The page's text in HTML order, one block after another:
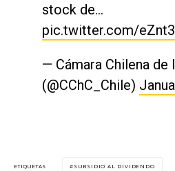
stock de…
pic.twitter.com/
— Cámara Chilena de
(@CChC_Chile)
ETIQUETAS SUBSIDIO AL DIVIDENDO